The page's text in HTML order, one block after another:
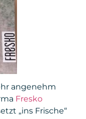
angenehm
Fresko
„ins Frische“